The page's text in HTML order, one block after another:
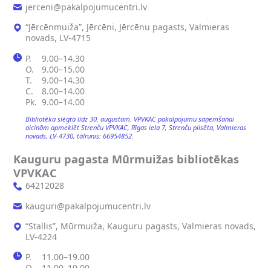
jerceni@pakalpojumucentri.lv
“Jērcēnmuiža”, Jērcēni, Jērcēnu pagasts, Valmieras
novads, LV-4715
P.
9.00–14.30
O.
9.00–15.00
T.
9.00–14.30
C.
8.00–14.00
Pk. 9.00–14.00
Bibliotēka slēgta līdz 30. augustam. VPVKAC pakalpojumu saņemšanai
aicinām apmeklēt Strenču VPVKAC, Rīgas iela 7, Strenču pilsēta, Valmieras
novads, LV-4730, tālrunis: 66954852.
Kauguru pagasta Mūrmuižas bibliotēkas
VPVKAC
64212028
kauguri@pakalpojumucentri.lv
“Stallis”, Mūrmuiža, Kauguru pagasts, Valmieras novads,
LV-4224
P.
11.00–19.00